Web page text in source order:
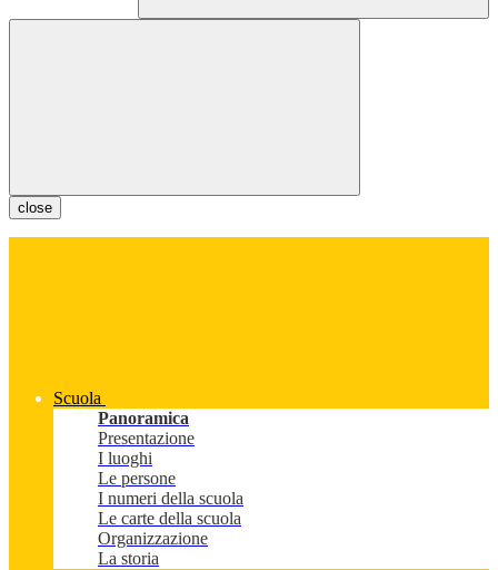
close
Scuola
Panoramica
Presentazione
I luoghi
Le persone
I numeri della scuola
Le carte della scuola
Organizzazione
La storia